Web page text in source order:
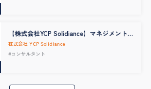
【株式会社YCP Solidiance】マネジメントサ
ービス部門／パートナークラス
株式会社 YCP Solidiance
#コンサルタント